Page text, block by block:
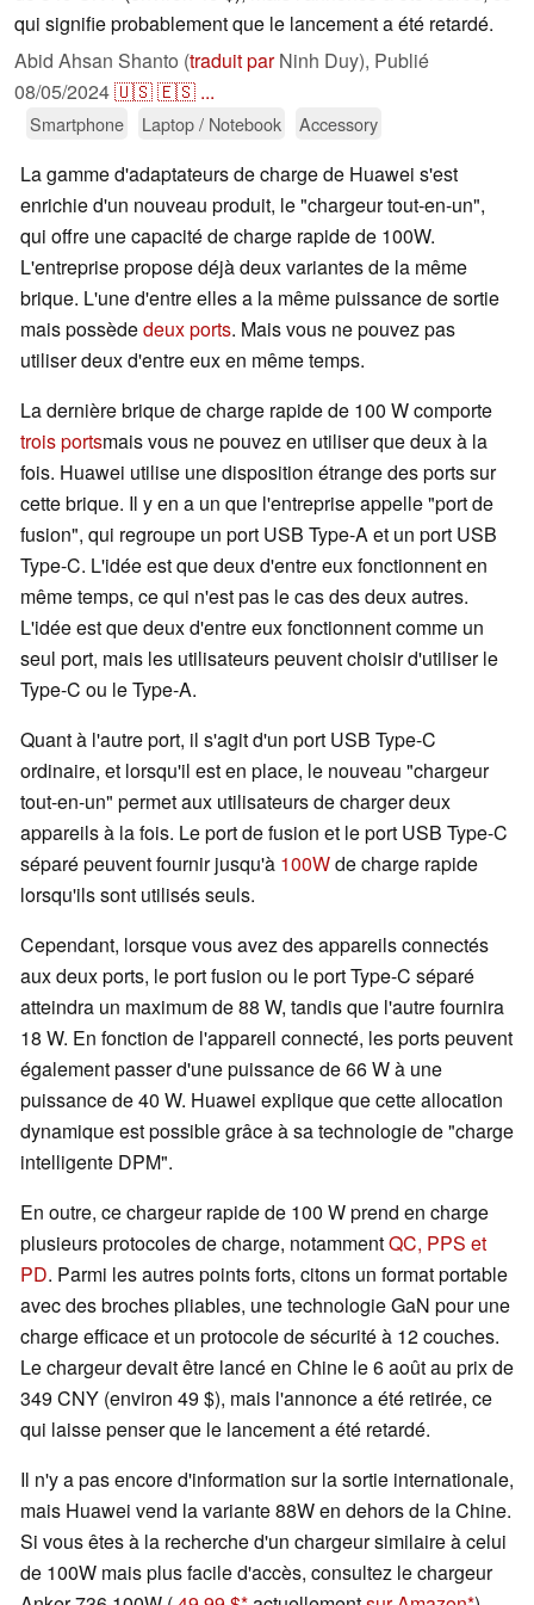
qui signifie probablement que le lancement a été retardé.
Abid Ahsan Shanto (traduit parNinh Duy), Publié
08/05/2024🇺🇸🇪🇸 ...
Smartphone Laptop / Notebook Accessory
La gamme d'adaptateurs de charge de Huawei s'est
enrichie d'un nouveau produit, le "chargeur tout-en-un",
qui offre une capacité de charge rapide de 100W.
L'entreprise propose déjà deux variantes de la même
brique. L'une d'entre elles a la même puissance de sortie
mais possèdedeux ports. Mais vous ne pouvez pas
utiliser deux d'entre eux en même temps.
La dernière brique de charge rapide de 100 W comporte
trois portsmais vous ne pouvez en utiliser que deux à la
fois. Huawei utilise une disposition étrange des ports sur
cette brique. Il y en a un que l'entreprise appelle "port de
fusion", qui regroupe un port USB Type-A et un port USB
Type-C. L'idée est que deux d'entre eux fonctionnent en
même temps, ce qui n'est pas le cas des deux autres.
L'idée est que deux d'entre eux fonctionnent comme un
seul port, mais les utilisateurs peuvent choisir d'utiliser le
Type-C ou le Type-A.
Quant à l'autre port, il s'agit d'un port USB Type-C
ordinaire, et lorsqu'il est en place, le nouveau "chargeur
tout-en-un" permet aux utilisateurs de charger deux
appareils à la fois. Le port de fusion et le port USB Type-C
séparé peuvent fournir jusqu'à 100Wde charge rapide
lorsqu'ils sont utilisés seuls.
Cependant, lorsque vous avez des appareils connectés
aux deux ports, le port fusion ou le port Type-C séparé
atteindra un maximum de 88 W, tandis que l'autre fournira
18 W. En fonction de l'appareil connecté, les ports peuvent
également passer d'une puissance de 66 W à une
puissance de 40 W. Huawei explique que cette allocation
dynamique est possible grâce à sa technologie de "charge
intelligente DPM".
En outre, ce chargeur rapide de 100 W prend en charge
plusieurs protocoles de charge, notammentQC, PPS et
PD. Parmi les autres points forts, citons un format portable
avec des broches pliables, une technologie GaN pour une
charge efficace et un protocole de sécurité à 12 couches.
Le chargeur devait être lancé en Chine le 6 août au prix de
349 CNY (environ 49 $), mais l'annonce a été retirée, ce
qui laisse penser que le lancement a été retardé.
Il n'y a pas encore d'information sur la sortie internationale,
mais Huawei vend la variante 88W en dehors de la Chine.
Si vous êtes à la recherche d'un chargeur similaire à celui
de 100W mais plus facile d'accès, consultez le chargeur